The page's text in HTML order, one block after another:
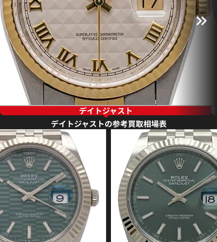
デイトジャスト
デイトジャストの参考買取相場表